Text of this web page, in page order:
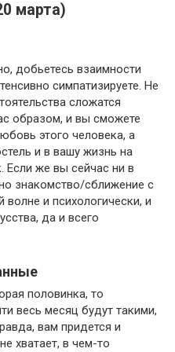
марта)
добьетесь взаимности
симпатизируете. Не
сложатся
образом, и вы сможете
этого человека, а
и в вашу жизнь на
Если же вы сейчас ни в
знакомство/сближение с
и психологически, и
да и всего
половинка, то
весь месяц будут такими,
вам придется и
хватает, в чем-то